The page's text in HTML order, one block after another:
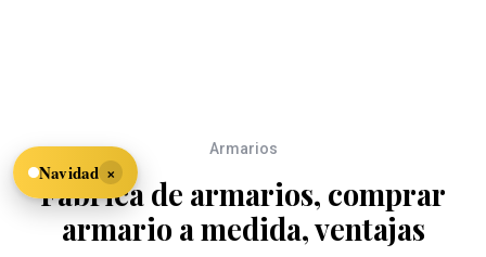
Armarios
Fábrica de armarios, comprar
armario a medida, ventajas
Navidad ×